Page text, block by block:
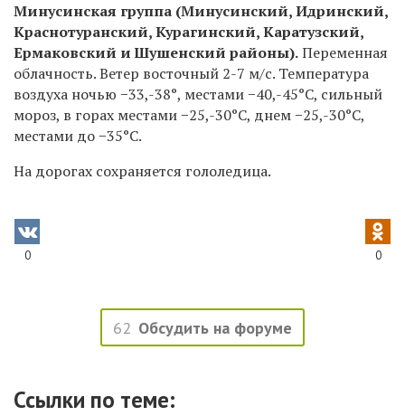
Минусинская группа (Минусинский, Идринский,
Краснотуранский, Курагинский, Каратузский,
Ермаковский и Шушенский районы).Переменная
облачность. Ветер восточный 2-7 м/с. Температура
воздуха ночью −33,-38°, местами −40,-45°C, сильный
мороз, в горах местами −25,-30°C, днем −25,-30°C,
местами до −35°C.
На дорогах сохраняется гололедица.
0 0
62 Обсудить на форуме
Ссылки по теме: